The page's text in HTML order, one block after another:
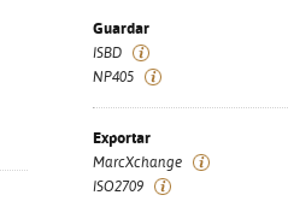
Guardar
ISBD
NP405
Exportar
MarcXchange
ISO2709